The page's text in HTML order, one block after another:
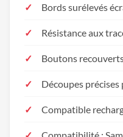
Bords surélevés
Résistance aux
Boutons
Découpes
Compatible